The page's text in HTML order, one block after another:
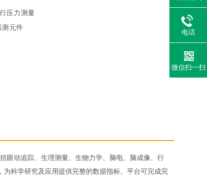
压力测量
元件
眼动追踪、生理测量、生物力学、脑电、脑成像、行
科学研究及应用提供完整的数据指标。平台可完成完
电话
微信扫一扫